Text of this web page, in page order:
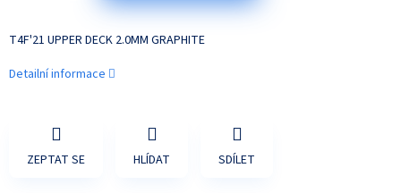
T4F'21 UPPER DECK 2.0MM GRAPHITE
Detailní informace
ZEPTAT SE HLÍDAT SDÍLET